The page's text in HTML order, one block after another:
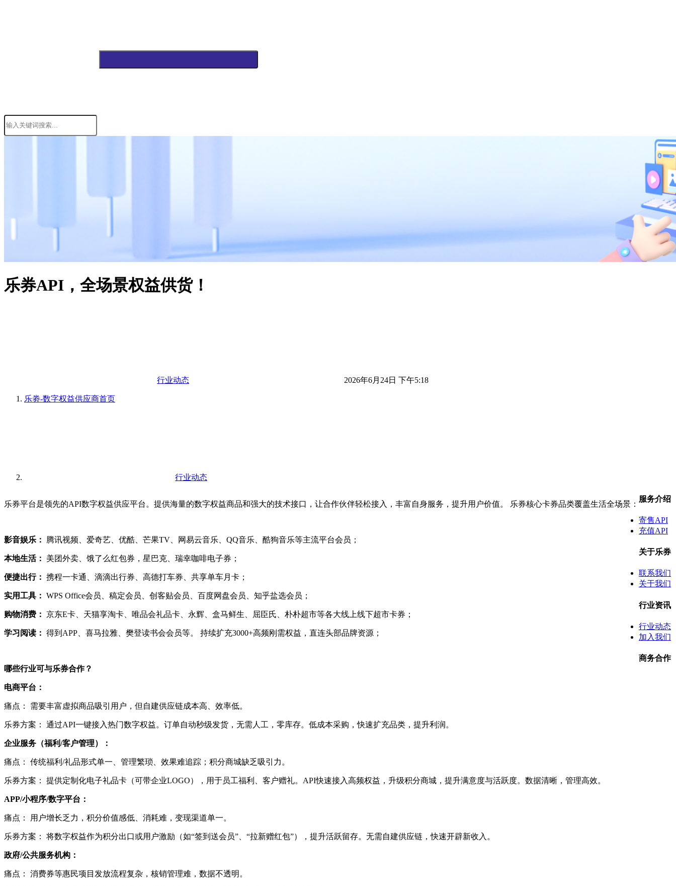
乐券API，全场景权益供货！
行业动态 2026年6月24日 下午5:18
乐劵-数字权益供应商首页
行业动态
乐券平台是领先的API数字权益供应平台。提供海量的数字权益商品和强大的技术接口，让合作伙伴轻松接入，丰富自身服务，提升用户价值。 乐券核心卡券品类覆盖生活全场景：
影音娱乐： 腾讯视频、爱奇艺、优酷、芒果TV、网易云音乐、QQ音乐、酷狗音乐等主流平台会员；
本地生活： 美团外卖、饿了么红包券，星巴克、瑞幸咖啡电子券；
便捷出行： 携程一卡通、滴滴出行券、高德打车券、共享单车月卡；
实用工具： WPS Office会员、稿定会员、创客贴会员、百度网盘会员、知乎盐选会员；
购物消费： 京东E卡、天猫享淘卡、唯品会礼品卡、永辉、盒马鲜生、屈臣氏、朴朴超市等各大线上线下超市卡券；
学习阅读： 得到APP、喜马拉雅、樊登读书会会员等。 持续扩充3000+高频刚需权益，直连头部品牌资源；
哪些行业可与乐券合作？
电商平台：
痛点： 需要丰富虚拟商品吸引用户，但自建供应链成本高、效率低。
乐券方案： 通过API一键接入热门数字权益。订单自动秒级发货，无需人工，零库存。低成本采购，快速扩充品类，提升利润。
企业服务（福利/客户管理）：
痛点： 传统福利/礼品形式单一、管理繁琐、效果难追踪；积分商城缺乏吸引力。
乐券方案： 提供定制化电子礼品卡（可带企业LOGO），用于员工福利、客户赠礼。API快速接入高频权益，升级积分商城，提升满意度与活跃度。数据清晰，管理高效。
APP/小程序/数字平台：
痛点： 用户增长乏力，积分价值感低、消耗难，变现渠道单一。
乐券方案： 将数字权益作为积分出口或用户激励（如“签到送会员”、“拉新赠红包”），提升活跃留存。无需自建供应链，快速开辟新收入。
政府/公共服务机构：
痛点： 消费券等惠民项目发放流程复杂，核销管理难，数据不透明。
服务介绍
寄售API
充值API
关于乐券
联系我们
关于我们
行业资讯
行业动态
加入我们
商务合作